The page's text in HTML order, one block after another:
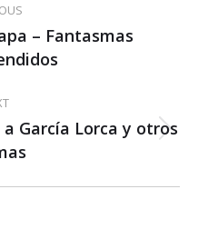
– Fantasmas
García Lorca y otros